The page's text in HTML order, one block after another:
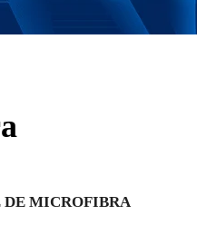
DE MICROFIBRA